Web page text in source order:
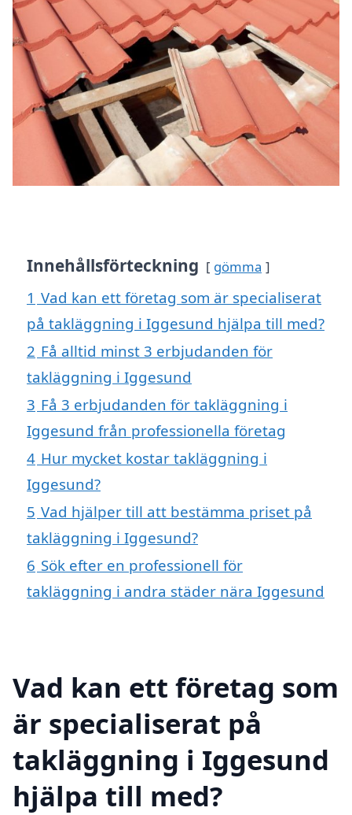
Innehållsförteckning gömma
1 Vad kan ett företag som är specialiserat
på takläggning i Iggesund hjälpa till med?
2 Få alltid minst 3 erbjudanden för
takläggning i Iggesund
3 Få 3 erbjudanden för takläggning i
Iggesund från professionella företag
4 Hur mycket kostar takläggning i
Iggesund?
5 Vad hjälper till att bestämma priset på
takläggning i Iggesund?
6 Sök efter en professionell för
takläggning i andra städer nära Iggesund
Vad kan ett företag som
är specialiserat på
takläggning i Iggesund
hjälpa till med?